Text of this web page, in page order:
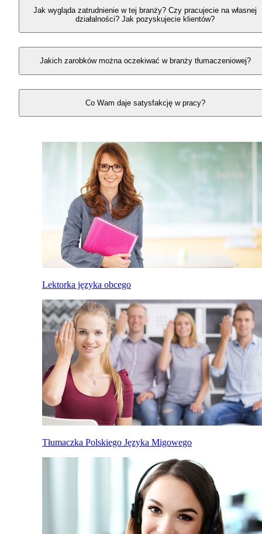
Jak wygląda zatrudnienie w tej branży? Czy pracujecie na własnej
działalności? Jak pozyskujecie klientów?
Jakich zarobków można oczekiwać w branży tłumaczeniowej?
Co Wam daje satysfakcję w pracy?
Lektorka języka obcego
Tłumaczka Polskiego Języka Migowego